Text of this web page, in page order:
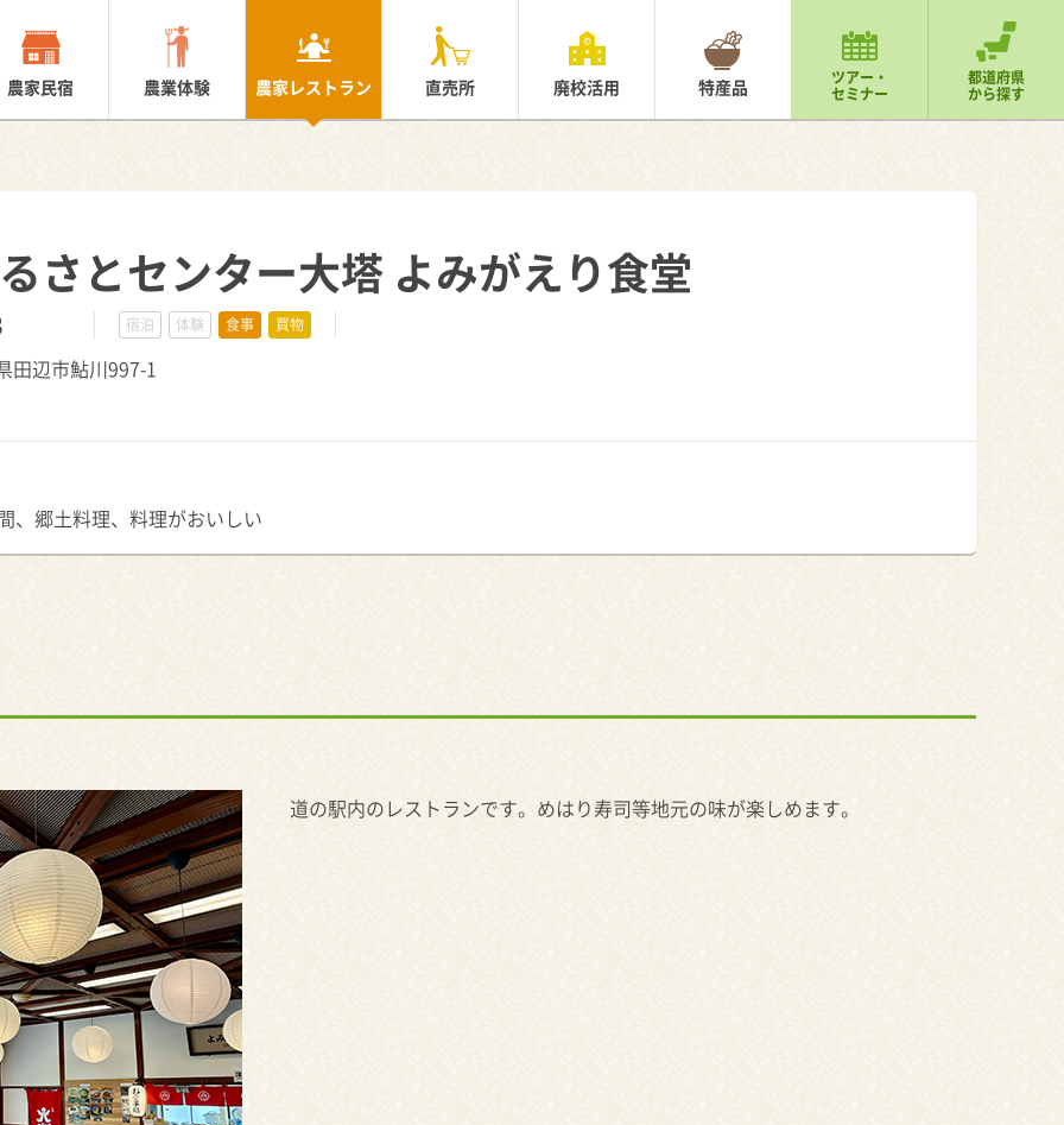
農家民宿 農業体験 農家レストラン 直売所 廃校活用 特産品 ツアー・
セミナー
都道府県
から探す
さとセンター大塔 よみがえり食堂
宿泊 体験 食事 買物
辺市鮎川997-1
、郷土料理、料理がおいしい
道の駅内のレストランです。めはり寿司等地元の味が楽しめます。